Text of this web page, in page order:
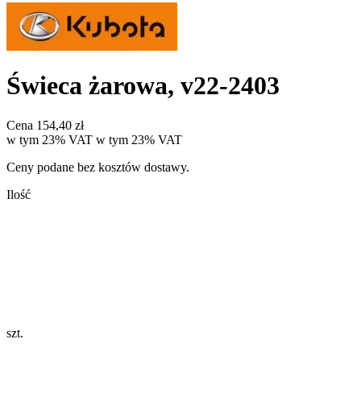
Świeca żarowa, v22-2403
Cena 154,40 zł
w tym 23% VAT w tym 23% VAT
Ceny podane bez kosztów dostawy.
Ilość
szt.